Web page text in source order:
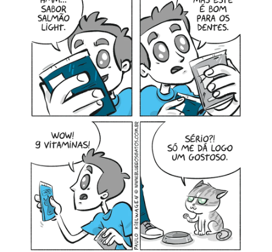
MINHA CONTA
CARRINHO
Search Button